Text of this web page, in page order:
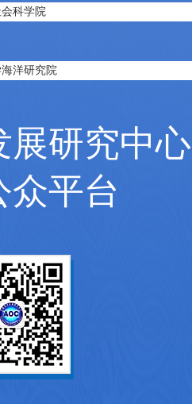
会科学院
洋研究院
展研究中心
众平台